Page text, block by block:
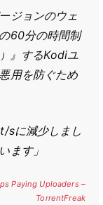
ジョンのウェ
60分の時間制
』するKodiユ
用を防ぐため
sに減少しまし
ます」
Paying Uploaders –
TorrentFreak